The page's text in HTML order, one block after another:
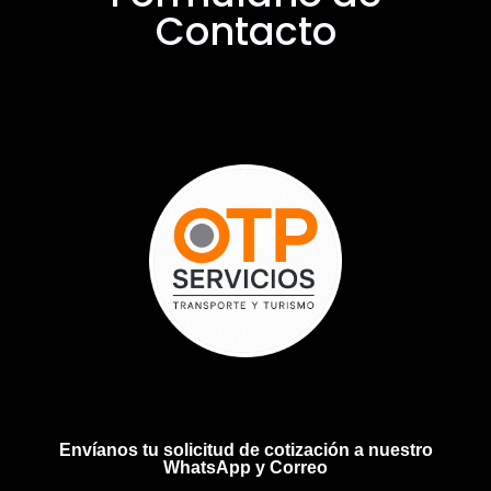
Contacto
Envíanos tu solicitud de cotización a nuestro
WhatsApp y Correo